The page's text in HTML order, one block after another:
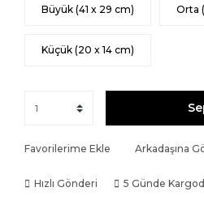
Büyük (41 x 29 cm) Orta
Küçük (20 x 14 cm)
Favorilerime Ekle Arkadaşına
Hızlı Gönderi 5 Günde